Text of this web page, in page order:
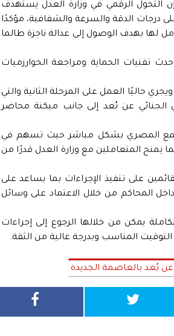
التحول الرقمي في وزارة العدل يستهدف
درجات الدقة والسرعة والشفافية، مؤكدًا
لها بهدف الوصول إلى عدالة ناجزة طالما
تقنيات الحماية ومراجعة الخوارزميات
حاليًا العمل على المرحلة الثانية والتي
الجنائي عن بُعد إلى جانب ميكنة محاضر
المصري بشكل مباشر حيث تسهم في
يمنح المتعاملين مع وزارة العدل قدرًا من
على تنفيذ الإجراءات بما يساعد على
المحاكم من خلال الاعتماد على وسائل
يمكن من خلالها الرجوع إلى إجراءات
المناسب وبدرجة عالية من الثقة.
عن بُعد بالعاصمة الجديدة